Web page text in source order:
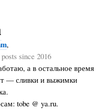
,
since 2016
а в остальное время
— сливки и выжимки
tobe @ ya.ru.